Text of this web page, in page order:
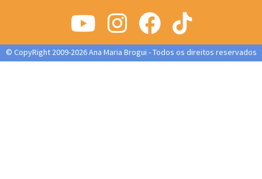
© CopyRight 2009-2026 Ana Maria Brogui - Todos os direitos reservados